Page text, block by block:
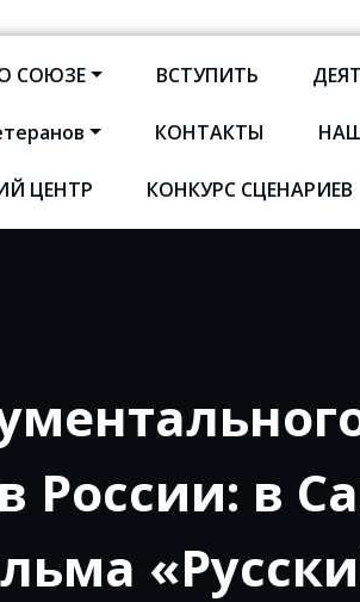
СОЮЗЕ ВСТУПИТЬ
КОНТАКТЫ
ЦЕНТР КОНКУРС СЦЕНАРИЕВ
России: в